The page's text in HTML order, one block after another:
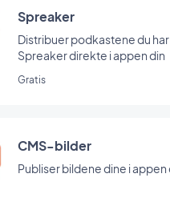
Spreaker
Distribuer podkastene du
Spreaker direkte i appen din
Gratis
CMS-bilder
Publiser bildene dine i appen